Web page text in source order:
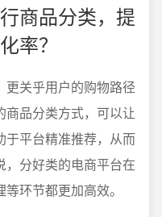
商品分类，提
率？
更关乎用户的购物路径
品分类方式，可以让
于平台精准推荐，从而
分好类的电商平台在
环节都更加高效。